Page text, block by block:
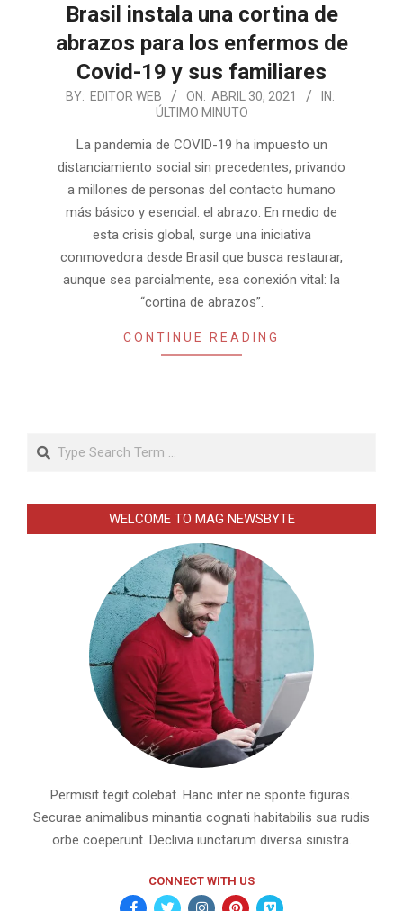
Brasil instala una cortina de
abrazos para los enfermos de
Covid-19 y sus familiares
2021-
BY: EDITOR WEB ON: ABRIL 30, 2021
IN:
ÚLTIMO MINUTO
La pandemia de COVID-19 ha impuesto un
distanciamiento social sin precedentes, privando
a millones de personas del contacto humano
más básico y esencial: el abrazo. En medio de
esta crisis global, surge una iniciativa
conmovedora desde Brasil que busca restaurar,
aunque sea parcialmente, esa conexión vital: la
“cortina de abrazos”.
CONTINUE READING
WELCOME TO MAG NEWSBYTE
Permisit tegit colebat. Hanc inter ne sponte figuras.
Securae animalibus minantia cognati habitabilis sua rudis
orbe coeperunt. Declivia iunctarum diversa sinistra.
CONNECT WITH US